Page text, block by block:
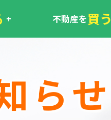
不動産を買う
らせ